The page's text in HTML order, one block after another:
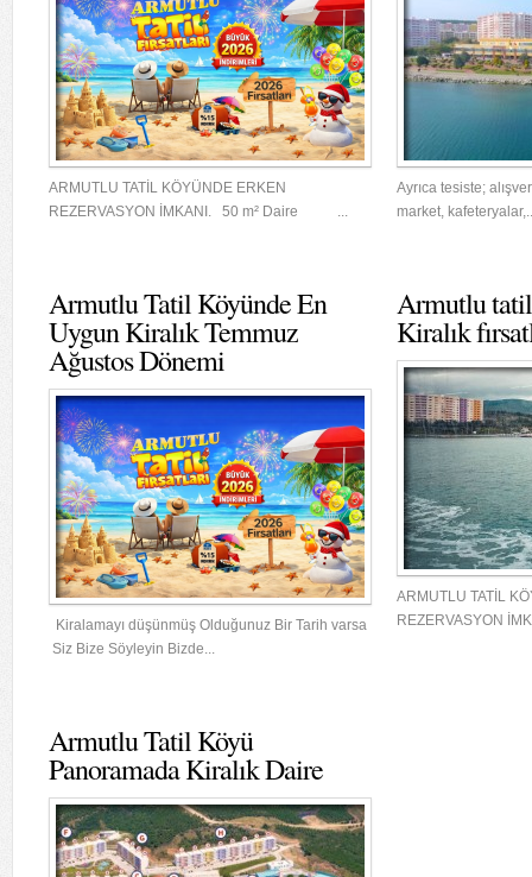
ARMUTLU TATİL KÖYÜNDE ERKEN
REZERVASYON İMKANI. 50 m² Daire ...
Ayrıca tesiste;
market,
Armutlu Tatil Köyünde En
Uygun Kiralık Temmuz
Ağustos Dönemi
Kiralamayı düşünmüş Olduğunuz Bir Tarih varsa
Siz Bize Söyleyin Bizde...
Armutlu
Kiralık
ARMUTLU TATİL
REZERVASYON
Armutlu Tatil Köyü
Panoramada Kiralık Daire